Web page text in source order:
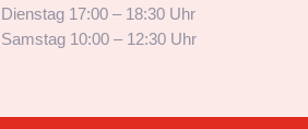
Dienstag 17:00 – 18:30 Uhr
Samstag 10:00 – 12:30 Uhr